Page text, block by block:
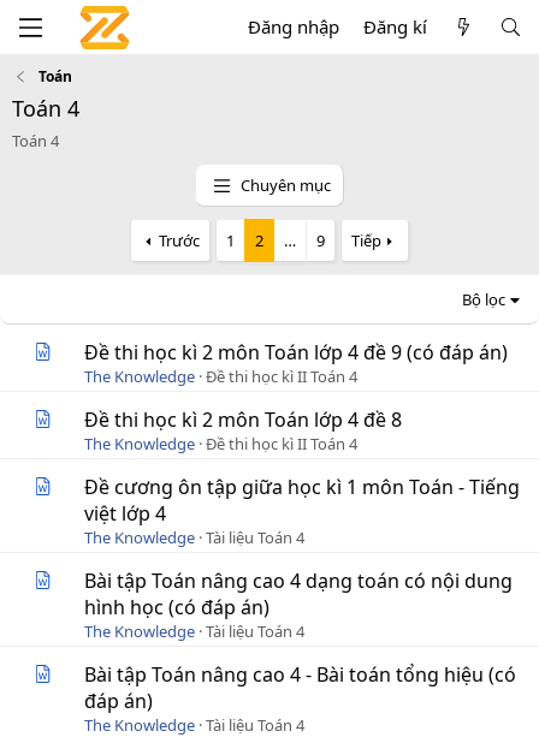
Đăng nhập Đăng kí
Toán
Toán 4
Toán 4
Chuyên mục
Trước 1 2 … 9 Tiếp
Bộ lọc
Đề thi học kì 2 môn Toán lớp 4 đề 9 (có đáp án)
The Knowledge Đề thi học kì II Toán 4
Đề thi học kì 2 môn Toán lớp 4 đề 8
The Knowledge Đề thi học kì II Toán 4
Đề cương ôn tập giữa học kì 1 môn Toán - Tiếng
việt lớp 4
The Knowledge Tài liệu Toán 4
Bài tập Toán nâng cao 4 dạng toán có nội dung
hình học (có đáp án)
The Knowledge Tài liệu Toán 4
Bài tập Toán nâng cao 4 - Bài toán tổng hiệu (có
đáp án)
The Knowledge Tài liệu Toán 4